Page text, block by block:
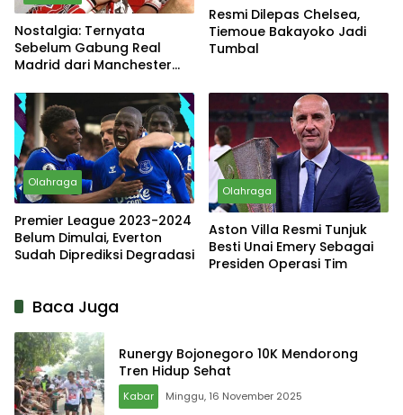
Nostalgia: Ternyata
Sebelum Gabung Real
Madrid dari Manchester
Hampir Gabung Sang Rival
Resmi Dilepas Chelsea,
Tiemoue Bakayoko Jadi
Tumbal
Olahraga
Premier League 2023-2024
Belum Dimulai, Everton
Sudah Diprediksi Degradasi
Olahraga
Aston Villa Resmi Tunjuk
Besti Unai Emery Sebagai
Presiden Operasi Tim
Baca Juga
Runergy Bojonegoro 10K Mendorong
Tren Hidup Sehat
Kabar Minggu, 16 November 2025